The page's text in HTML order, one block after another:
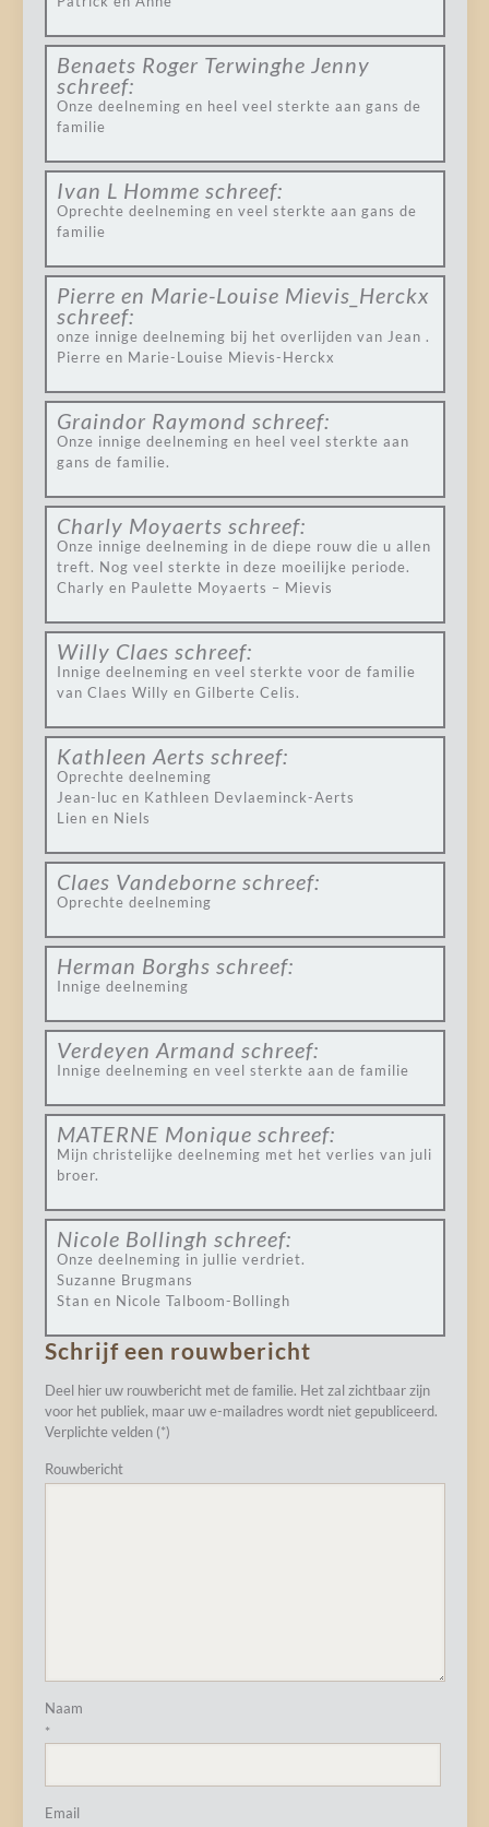
Benaets Roger Terwinghe Jenny
schreef:
Onze deelneming en heel veel sterkte aan gans de
familie
Ivan L Homme schreef:
Oprechte deelneming en veel sterkte aan gans de
familie
Pierre en Marie-Louise Mievis_Herckx
schreef:
onze innige deelneming bij het overlijden van Jean .
Pierre en Marie-Louise Mievis-Herckx
Graindor Raymond schreef:
Onze innige deelneming en heel veel sterkte aan
gans de familie.
Charly Moyaerts schreef:
Onze innige deelneming in de diepe rouw die u allen
treft. Nog veel sterkte in deze moeilijke periode.
Charly en Paulette Moyaerts – Mievis
Willy Claes schreef:
Innige deelneming en veel sterkte voor de familie
van Claes Willy en Gilberte Celis.
Kathleen Aerts schreef:
Oprechte deelneming
Jean-luc en Kathleen Devlaeminck-Aerts
Lien en Niels
Claes Vandeborne schreef:
Oprechte deelneming
Herman Borghs schreef:
Innige deelneming
Verdeyen Armand schreef:
Innige deelneming en veel sterkte aan de familie
MATERNE Monique schreef:
Mijn christelijke deelneming met het verlies van juli
broer.
Nicole Bollingh schreef:
Onze deelneming in jullie verdriet.
Suzanne Brugmans
Stan en Nicole Talboom-Bollingh
Schrijf een rouwbericht
Deel hier uw rouwbericht met de familie. Het zal zichtbaar zijn
voor het publiek, maar uw e-mailadres wordt niet gepubliceerd.
Verplichte velden (*)
Rouwbericht
Naam
*
Email